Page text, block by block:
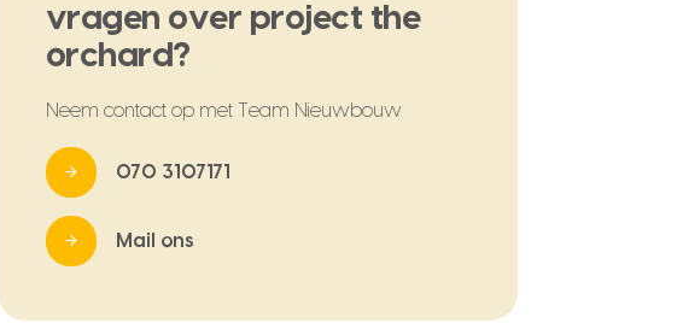
vragen over project the
orchard?
Neem contact op met Team Nieuwbouw
070 3107171
Mail ons